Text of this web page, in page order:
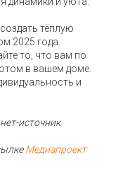
тёплую
2025 года.
то, что вам по
в вашем доме.
и
источник
Медиапроект